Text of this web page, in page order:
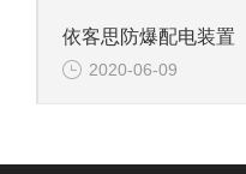
依客思防爆配电装置
2020-06-09